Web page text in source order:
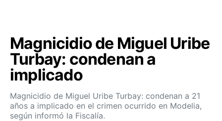
Magnicidio de Miguel Uribe
Turbay: condenan a
implicado
Magnicidio de Miguel Uribe Turbay: condenan a 21
años a implicado en el crimen ocurrido en Modelia,
según informó la Fiscalía.